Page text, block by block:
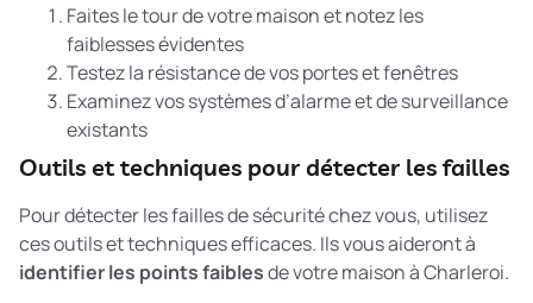
Faites le tour de votre maison et notez les
faiblesses évidentes
Testez la résistance de vos portes et fenêtres
Examinez vos systèmes d’alarme et de surveillance
existants
Outils et techniques pour détecter les failles
Pour détecter les failles de sécurité chez vous, utilisez
ces outils et techniques efficaces. Ils vous aideront à
identifier les points faiblesde votre maison à Charleroi.